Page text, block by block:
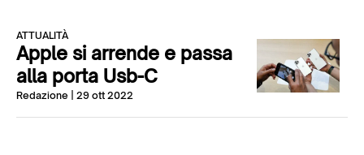
Chi siamo
Contatti
ATTUALITÀ
Apple si arrende e passa
alla porta Usb-C
Redazione | 29 ott 2022